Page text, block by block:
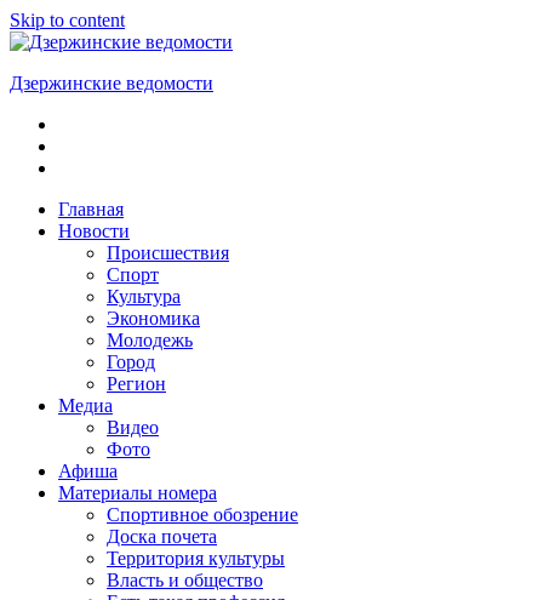
Skip to content
Дзержинские ведомости
ОБЩЕСТВЕННО-
ПОЛИТИЧЕСКАЯ
ГАЗЕТАГлавная
Новости
Происшествия
Спорт
Культура
Экономика
Молодежь
Город
Регион
Медиа
Видео
Фото
Афиша
Материалы номера
Спортивное обозрение
Доска почета
Территория культуры
Власть и общество